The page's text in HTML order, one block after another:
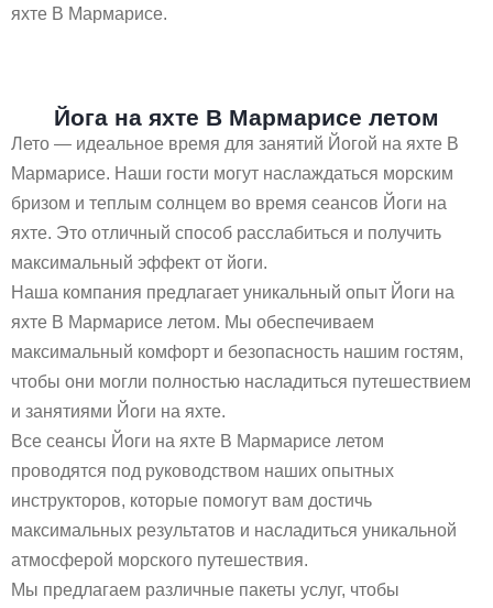
яхте В Мармарисе.
Йога на яхте В Мармарисе летом
Лето — идеальное время для занятий Йогой на яхте В
Мармарисе. Наши гости могут наслаждаться морским
бризом и теплым солнцем во время сеансов Йоги на
яхте. Это отличный способ расслабиться и получить
максимальный эффект от йоги.
Наша компания предлагает уникальный опыт Йоги на
яхте В Мармарисе летом. Мы обеспечиваем
максимальный комфорт и безопасность нашим гостям,
чтобы они могли полностью насладиться путешествием
и занятиями Йоги на яхте.
Все сеансы Йоги на яхте В Мармарисе летом
проводятся под руководством наших опытных
инструкторов, которые помогут вам достичь
максимальных результатов и насладиться уникальной
атмосферой морского путешествия.
Мы предлагаем различные пакеты услуг, чтобы